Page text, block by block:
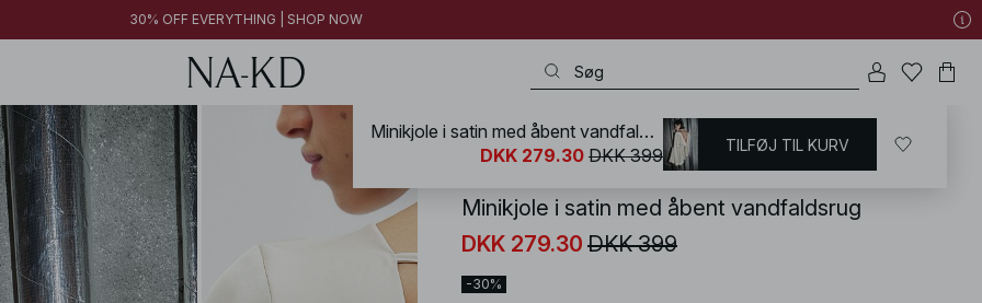
30% OFF EVERYTHING | SHOP NOW
NA-KD / Kjoler / Minikjoler
Minikjole i satin med åbent vandfaldsrug
DKK 279.30 DKK 399
-30%
Minikjole i satin med åbent vandfaldsrug
DKK 279.30 DKK 399 TILFØJ TIL KURV